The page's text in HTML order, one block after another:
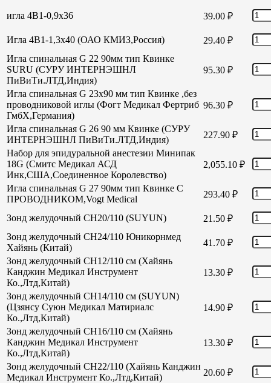
игла 4В1-0,9х36 39.00 ₽
Игла 4В1-1,3х40 (ОАО КМИЗ,Россия) 29.40 ₽
Игла спинальная G 22 90мм тип Квинке
SURU (СУРУ ИНТЕРНЭШНЛ
ПиВиТи.ЛТД,Индия)
95.30 ₽
Игла спинальная G 23х90 мм тип Квинке ,без
проводниковой иглы (Фогт Медикал Фертриб
ГмбХ,Германия)
96.30 ₽
Игла спинальная G 26 90 мм Квинке (СУРУ
ИНТЕРНЭШНЛ ПиВиТи.ЛТД,Индия)
227.90 ₽
Набор для эпидуральной анестезии Минипак
18G (Смитс Медикал АСД
Инк,США,Соединенное Королевство)
2,055.10 ₽
Игла спинальная G 27 90мм тип Квинке С
ПРОВОДНИКОМ,Vogt Medical
293.40 ₽
Зонд желудочный СН20/110 (SUYUN) 21.50 ₽
Зонд желудочный СН24/110 Юникорнмед
Хайянь (Китай)
41.70 ₽
Зонд желудочный CH12/110 см (Хайянь
Канджин Медикал Инструмент
Ко.,Лтд,Китай)
13.30 ₽
Зонд желудочный CH14/110 см (SUYUN)
(Цзянсу Суюн Медикал Матириалс
Ко.,Лтд,Китай)
14.90 ₽
Зонд желудочный CH16/110 см (Хайянь
Канджин Медикал Инструмент
Ко.,Лтд,Китай)
13.30 ₽
Зонд желудочный СН22/110 (Хайянь Канджин
Медикал Инструмент Ко.,Лтд,Китай)
20.60 ₽